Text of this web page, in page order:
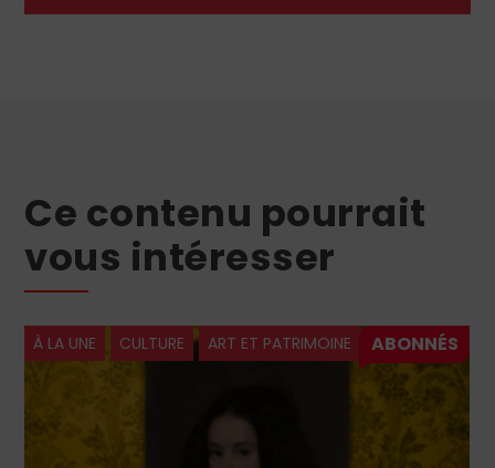
Ce contenu pourrait
vous intéresser
À LA UNE CULTURE ART ET PATRIMOINE